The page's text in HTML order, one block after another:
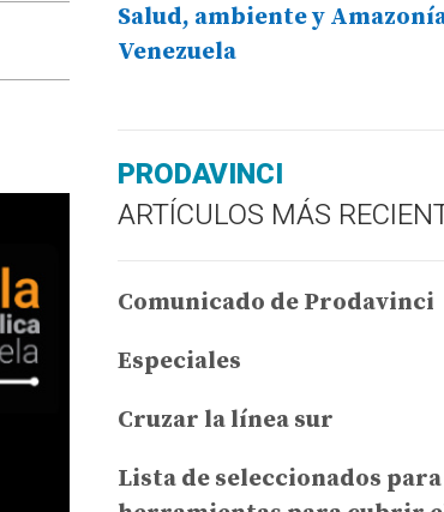
Salud, ambiente y
Venezuela
PRODAVINCI
ARTÍCULOS MÁS
Comunicado de Prodavinci
Especiales
Cruzar la línea sur
Lista de seleccionados